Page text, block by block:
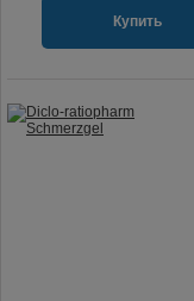
Купить